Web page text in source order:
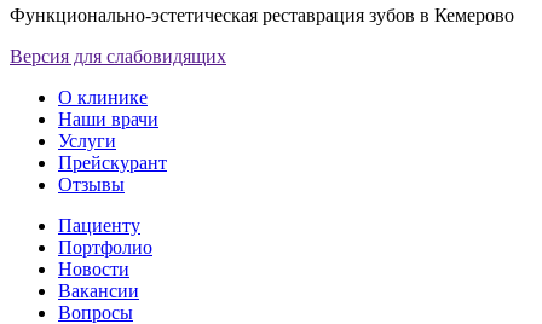
Функционально-эстетическая реставрация зубов в Кемерово
Версия для слабовидящих
О клинике
Наши врачи
Услуги
Прейскурант
Отзывы
Пациенту
Портфолио
Новости
Вакансии
Вопросы